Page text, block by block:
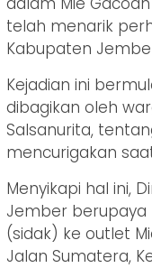
telah menarik
Kabupaten
Kejadian ini
dibagikan oleh
Salsanurita,
mencurigakan
Menyikapi hal ini,
Jember berupaya
(sidak) ke outlet
Jalan Sumatera,